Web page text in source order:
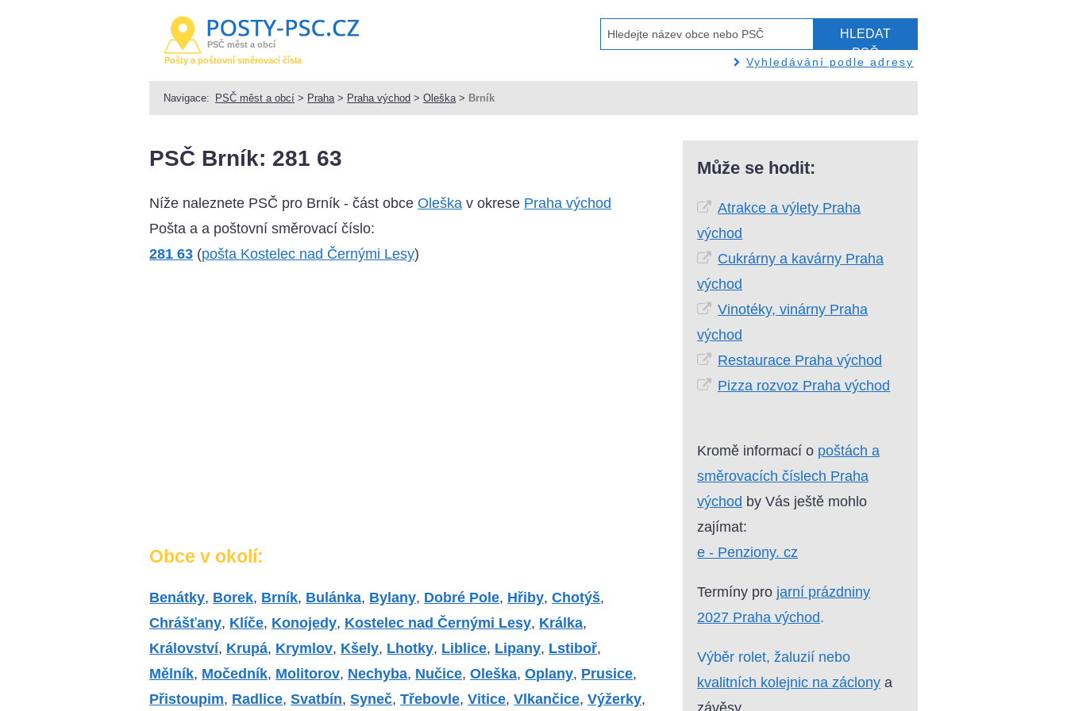
PSČ měst a obcí
Pošty a poštovní směrovací čísla
HLEDAT
PSČ
Vyhledávání podle adresy
Navigace: PSČ měst a obcí > Praha > Praha východ >Oleška > Brník
PSČ Brník: 281 63
Níže naleznete PSČ pro Brník - část obceOleška v okrese Praha východ
Pošta a a poštovní směrovací číslo:
281 63 (pošta Kostelec nad Černými Lesy)
Obce v okolí:
Benátky, Borek, Brník, Bulánka, Bylany, Dobré Pole, Hřiby,Chotýš,
Chrášťany, Klíče, Konojedy, Kostelec nad Černými Lesy, Králka,
Království, Krupá, Krymlov, Kšely, Lhotky, Liblice, Lipany, Lstiboř,
Mělník, Močedník, Molitorov, Nechyba, Nučice,Oleška,Oplany, Prusice,
Přistoupim, Radlice,Svatbín,Syneč,Třebovle,Vitice,Vlkančice,Výžerky,
Může se hodit:
Atrakce a výlety Praha
východ
Cukrárny a kavárny Praha
východ
Vinotéky, vinárny Praha
východ
Restaurace Praha východ
Pizza rozvoz Praha východ
Kromě informací o poštách a
směrovacích číslech Praha
východ by Vás ještě mohlo
zajímat:
e - Penziony. cz
Termíny pro jarní prázdniny
2027 Praha východ.
Výběr rolet, žaluzií nebo
kvalitních kolejnic na záclony a
závěsy.